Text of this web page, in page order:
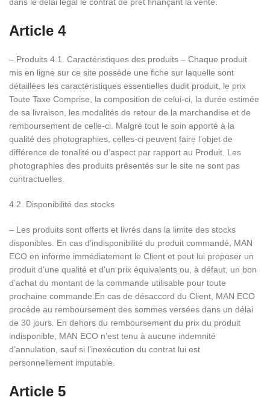
Article 4
– Produits 4.1. Caractéristiques des produits – Chaque produit
mis en ligne sur ce site possède une fiche sur laquelle sont
détaillées les caractéristiques essentielles dudit produit, le prix
Toute Taxe Comprise, la composition de celui-ci, la durée estimée
de sa livraison, les modalités de retour de la marchandise et de
remboursement de celle-ci. Malgré tout le soin apporté à la
qualité des photographies, celles-ci peuvent faire l’objet de
différence de tonalité ou d’aspect par rapport au Produit. Les
photographies des produits présentés sur le site ne sont pas
contractuelles.
4.2. Disponibilité des stocks
– Les produits sont offerts et livrés dans la limite des stocks
disponibles. En cas d’indisponibilité du produit commandé, MAN
ECO en informe immédiatement le Client et peut lui proposer un
produit d’une qualité et d’un prix équivalents ou, à défaut, un bon
d’achat du montant de la commande utilisable pour toute
prochaine commande.En cas de désaccord du Client, MAN ECO
procède au remboursement des sommes versées dans un délai
de 30 jours. En dehors du remboursement du prix du produit
indisponible, MAN ECO n’est tenu à aucune indemnité
d’annulation, sauf si l’inexécution du contrat lui est
personnellement imputable.
Article 5